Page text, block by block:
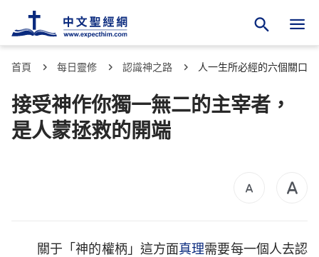
首頁 每日靈修 認識神之路 人一生所必經的六個關口
接受神作你獨一無二的主宰者，
是人蒙拯救的開端
關于「神的權柄」這方面真理需要每一個人去認